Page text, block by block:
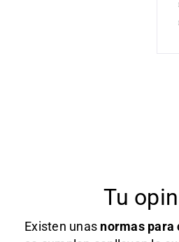
Tu
Existen unas normas para